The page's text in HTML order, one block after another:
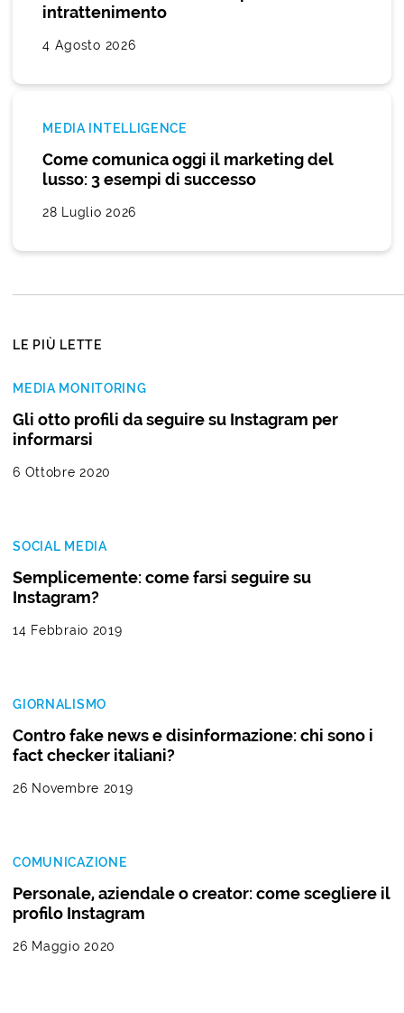
intrattenimento
4 Agosto 2026
MEDIA INTELLIGENCE
Come comunica oggi il marketing del
lusso: 3 esempi di successo
28 Luglio 2026
LE PIÙ LETTE
MEDIA MONITORING
Gli otto profili da seguire su Instagram per
informarsi
6 Ottobre 2020
SOCIAL MEDIA
Semplicemente: come farsi seguire su
Instagram?
14 Febbraio 2019
GIORNALISMO
Contro fake news e disinformazione: chi sono i
fact checker italiani?
26 Novembre 2019
COMUNICAZIONE
Personale, aziendale o creator: come scegliere il
profilo Instagram
26 Maggio 2020